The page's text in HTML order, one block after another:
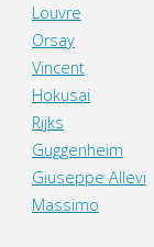
Louvre
Orsay
Vincent
Hokusai
Rijks
Guggenheim
Giuseppe Allevi
Massimo